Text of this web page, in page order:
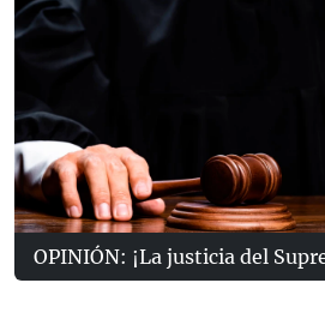
OPINIÓN: ¡La justicia del